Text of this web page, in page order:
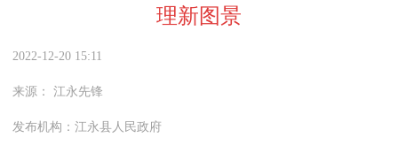
理新图景
2022-12-20 15:11
来源： 江永先锋
发布机构： 江永县人民政府